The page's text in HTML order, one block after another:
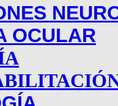
OCULAR